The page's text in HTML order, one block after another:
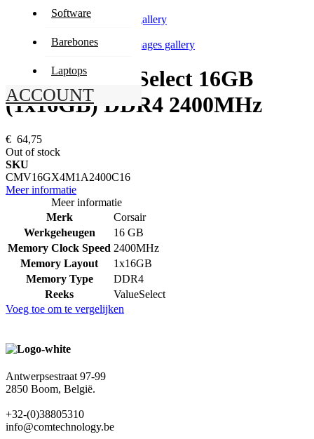
Software
Barebones
Laptops
ACCOUNT
Mijn winkelwagen
Skip to the end of the images gallery
Skip to the beginning of the images gallery
Corsair ValueSelect 16GB
(1x16GB) DDR4 2400MHz
€ 64,75
Out of stock
SKU
CMV16GX4M1A2400C16
Meer informatie
Meer informatie
Merk
Corsair
Werkgeheugen
16 GB
Memory Clock Speed 2400MHz
Memory Layout
1x16GB
Memory Type
DDR4
Reeks
ValueSelect
Voeg toe om te vergelijken
Antwerpsestraat 97-99
2850 Boom, België.
+32-(0)38805310
info@comtechnology.be